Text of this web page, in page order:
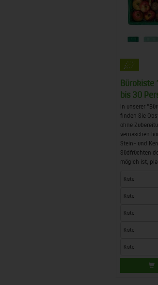
Bürokiste
bis 30
In unserer
finden Sie
ohne
vernaschen
Stein- und
Südfrüchten
möglch ist,
Kiste
Kiste
Kiste
Kiste
Kiste